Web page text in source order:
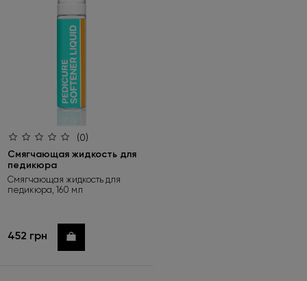
(0)
Смягчающая жидкость для
педикюра
Смягчающая жидкость для
педикюра, 160 мл
452 грн Купить